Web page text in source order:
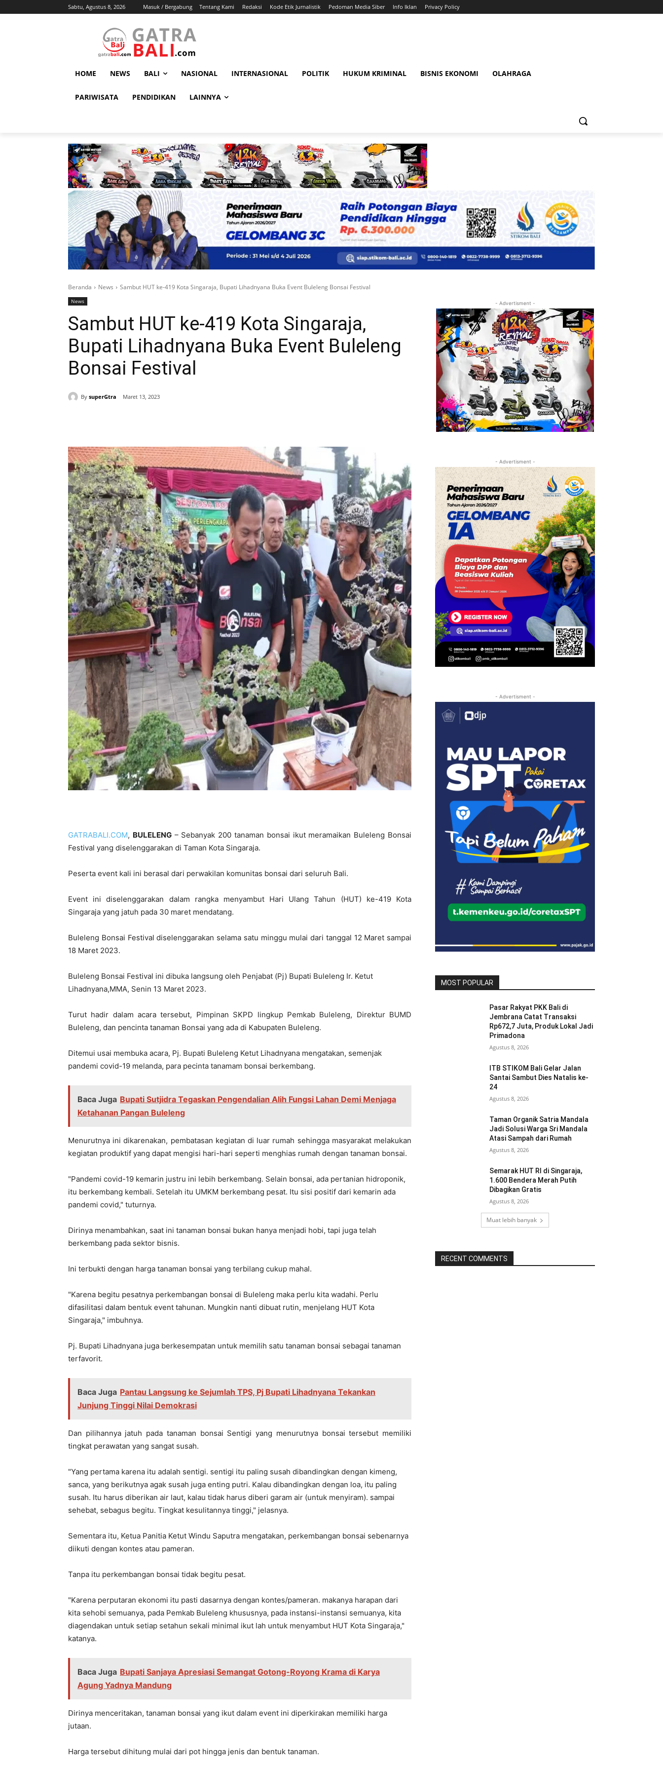
Sabtu, Agustus 8, 2026 Masuk / Bergabung Tentang Kami Redaksi Kode Etik Jurnalistik Pedoman Media Siber Info Iklan Privacy Policy
HOME NEWS BALI NASIONAL INTERNASIONAL POLITIK HUKUM KRIMINAL BISNIS EKONOMI OLAHRAGA
PARIWISATA PENDIDIKAN LAINNYA
Beranda News Sambut HUT ke-419 Kota Singaraja, Bupati Lihadnyana Buka Event Buleleng Bonsai Festival
News
Sambut HUT ke-419 Kota Singaraja,
Bupati Lihadnyana Buka Event Buleleng
Bonsai Festival
By superGtra Maret 13, 2023
GATRABALI.COM, BULELENG– Sebanyak 200 tanaman bonsai ikut meramaikan Buleleng Bonsai
Festival yang diselenggarakan di Taman Kota Singaraja.
Peserta event kali ini berasal dari perwakilan komunitas bonsai dari seluruh Bali.
Event ini diselenggarakan dalam rangka menyambut Hari Ulang Tahun (HUT) ke-419 Kota
Singaraja yang jatuh pada 30 maret mendatang.
Buleleng Bonsai Festival diselenggarakan selama satu minggu mulai dari tanggal 12 Maret sampai
18 Maret 2023.
Buleleng Bonsai Festival ini dibuka langsung oleh Penjabat (Pj) Bupati Buleleng Ir. Ketut
Lihadnyana,MMA, Senin 13 Maret 2023.
Turut hadir dalam acara tersebut, Pimpinan SKPD lingkup Pemkab Buleleng, Direktur BUMD
Buleleng, dan pencinta tanaman Bonsai yang ada di Kabupaten Buleleng.
Ditemui usai membuka acara, Pj. Bupati Buleleng Ketut Lihadnyana mengatakan, semenjak
pandemi covid-19 melanda, para pecinta tanamam bonsai berkembang.
Baca Juga Bupati Sutjidra Tegaskan Pengendalian Alih Fungsi Lahan Demi Menjaga
Ketahanan Pangan Buleleng
Menurutnya ini dikarenakan, pembatasan kegiatan di luar rumah sehingga masyarakat melakukan
kegiatan produktif yang dapat mengisi hari-hari seperti menghias rumah dengan tanaman bonsai.
"Pandemi covid-19 kemarin justru ini lebih berkembang. Selain bonsai, ada pertanian hidroponik,
itu berkembang kembali. Setelah itu UMKM berkembang pesat. Itu sisi positif dari kemarin ada
pandemi covid," tuturnya.
Dirinya menambahkan, saat ini tanaman bonsai bukan hanya menjadi hobi, tapi juga telah
berkembang pada sektor bisnis.
Ini terbukti dengan harga tanaman bonsai yang terbilang cukup mahal.
"Karena begitu pesatnya perkembangan bonsai di Buleleng maka perlu kita wadahi. Perlu
difasilitasi dalam bentuk event tahunan. Mungkin nanti dibuat rutin, menjelang HUT Kota
Singaraja," imbuhnya.
Pj. Bupati Lihadnyana juga berkesempatan untuk memilih satu tanaman bonsai sebagai tanaman
terfavorit.
Baca Juga Pantau Langsung ke Sejumlah TPS, Pj Bupati Lihadnyana Tekankan
Junjung Tinggi Nilai Demokrasi
Dan pilihannya jatuh pada tanaman bonsai Sentigi yang menurutnya bonsai tersebut memiliki
tingkat perawatan yang sangat susah.
"Yang pertama karena itu adalah sentigi. sentigi itu paling susah dibandingkan dengan kimeng,
sanca, yang berikutnya agak susah juga enting putri. Kalau dibandingkan dengan loa, itu paling
susah. Itu harus diberikan air laut, kalau tidak harus diberi garam air (untuk menyiram). sampai
sehebat, sebagus begitu. Tingkat kesulitannya tinggi," jelasnya.
Sementara itu, Ketua Panitia Ketut Windu Saputra mengatakan, perkembangan bonsai sebenarnya
diikuti dengan kontes atau pameran.
Tanpa itu perkembangan bonsai tidak begitu pesat.
"Karena perputaran ekonomi itu pasti dasarnya dengan kontes/pameran. makanya harapan dari
kita sehobi semuanya, pada Pemkab Buleleng khususnya, pada instansi-instansi semuanya, kita
diagendakan untuk setiap setahun sekali minimal ikut lah untuk menyambut HUT Kota Singaraja,"
katanya.
Baca Juga Bupati Sanjaya Apresiasi Semangat Gotong-Royong Krama di Karya
Agung Yadnya Mandung
Dirinya menceritakan, tanaman bonsai yang ikut dalam event ini diperkirakan memiliki harga
jutaan.
Harga tersebut dihitung mulai dari pot hingga jenis dan bentuk tanaman.
- Advertisment -
- Advertisment -
- Advertisment -
MOST POPULAR
Pasar Rakyat PKK Bali di
Jembrana Catat Transaksi
Rp672,7 Juta, Produk Lokal Jadi
Primadona
Agustus 8, 2026
ITB STIKOM Bali Gelar Jalan
Santai Sambut Dies Natalis ke-
24
Agustus 8, 2026
Taman Organik Satria Mandala
Jadi Solusi Warga Sri Mandala
Atasi Sampah dari Rumah
Agustus 8, 2026
Semarak HUT RI di Singaraja,
1.600 Bendera Merah Putih
Dibagikan Gratis
Agustus 8, 2026
Muat lebih banyak
RECENT COMMENTS